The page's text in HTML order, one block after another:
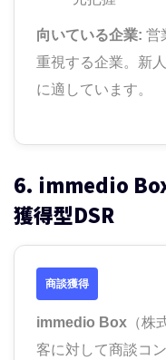
向いている企業: 営
重視する企業。新
に適しています。
6. immedio
獲得型DSR
商談獲得
immedio Box （株
客に対して商談コ